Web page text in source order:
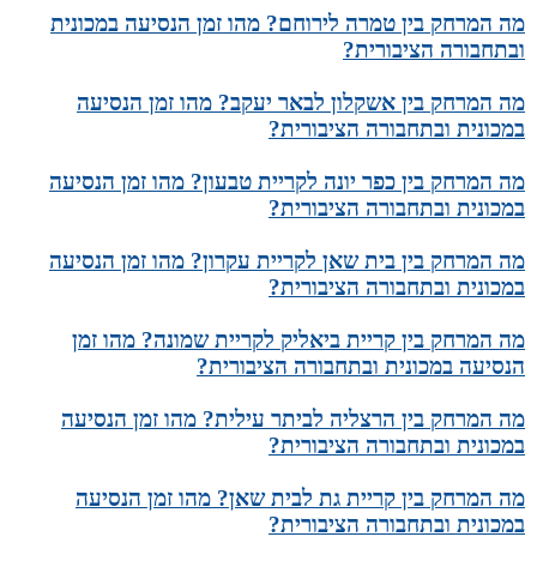
מה המרחק בין טמרה לירוחם? מהו זמן הנסיעה במכונית
ובתחבורה הציבורית?
מה המרחק בין אשקלון לבאר יעקב? מהו זמן הנסיעה
במכונית ובתחבורה הציבורית?
מה המרחק בין כפר יונה לקריית טבעון? מהו זמן הנסיעה
במכונית ובתחבורה הציבורית?
מה המרחק בין בית שאן לקריית עקרון? מהו זמן הנסיעה
במכונית ובתחבורה הציבורית?
מה המרחק בין קריית ביאליק לקריית שמונה? מהו זמן
הנסיעה במכונית ובתחבורה הציבורית?
מה המרחק בין הרצליה לביתר עילית? מהו זמן הנסיעה
במכונית ובתחבורה הציבורית?
מה המרחק בין קריית גת לבית שאן? מהו זמן הנסיעה
במכונית ובתחבורה הציבורית?